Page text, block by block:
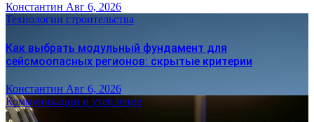
Константин Авг 6, 2026
Технологии строительства
Как выбрать модульный фундамент для
сейсмоопасных регионов: скрытые критерии
Константин Авг 6, 2026
Коммуникации и утепление